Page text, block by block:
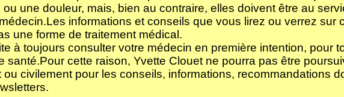
ou une douleur, mais, bien au contraire, elles doivent être au
informations et conseils que vous lirez ou verrez sur
une forme de traitement médical.
à toujours consulter votre médecin en première intention, pour
santé.Pour cette raison, Yvette Clouet ne pourra pas être
ou civilement pour les conseils, informations, recommandations